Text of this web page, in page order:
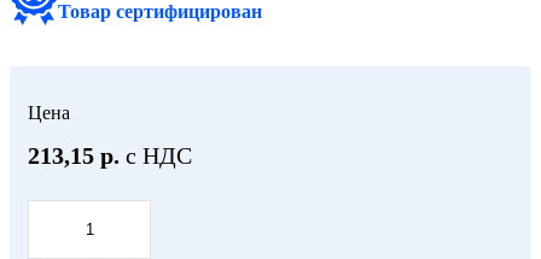
Товар сертифицирован
Цена
213,15 р. с НДС